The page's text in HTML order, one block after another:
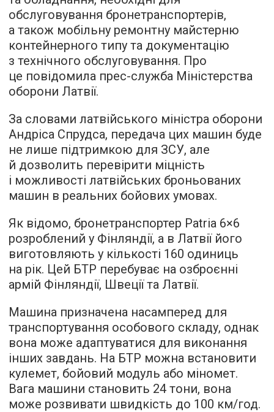
обслуговування бронетранспортерів,
а також мобільну ремонтну майстерню
контейнерного типу та документацію
з технічного обслуговування. Про
це повідомила прес-служба Міністерства
оборони Латвії.
За словами латвійського міністра оборони
Андріса Спрудса, передача цих машин буде
не лише підтримкою для ЗСУ, але
й дозволить перевірити міцність
і можливості латвійських броньованих
машин в реальних бойових умовах.
Як відомо, бронетранспортер Patria 6×6
розроблений у Фінляндії, а в Латвії його
виготовляють у кількості 160 одиниць
на рік. Цей БТР перебуває на озброєнні
армій Фінляндії, Швеції та Латвії.
Машина призначена насамперед для
транспортування особового складу, однак
вона може адаптуватися для виконання
інших завдань. На БТР можна встановити
кулемет, бойовий модуль або міномет.
Вага машини становить 24 тони, вона
може розвивати швидкість до 100 км/год.